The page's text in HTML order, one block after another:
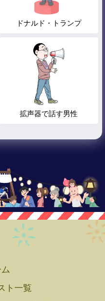
ドナルド・トランプ
拡声器で話す男性
ト一覧